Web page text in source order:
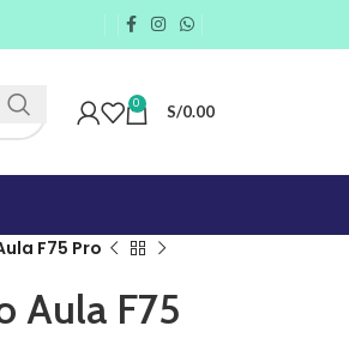
0 S/0.00
F75 Pro
Aula F75